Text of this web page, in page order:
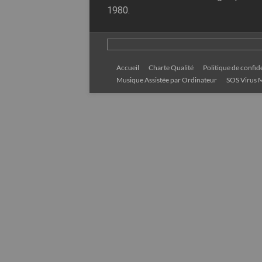
1980.
Accueil Charte Qualité Politique de
Musique Assistée par Ordinateur
SOS Virus